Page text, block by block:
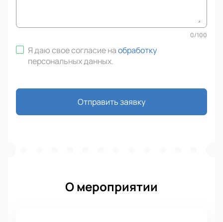
0/100
Я даю свое согласие наобработку
персональных данных.
Отправить заявку
О мероприятии